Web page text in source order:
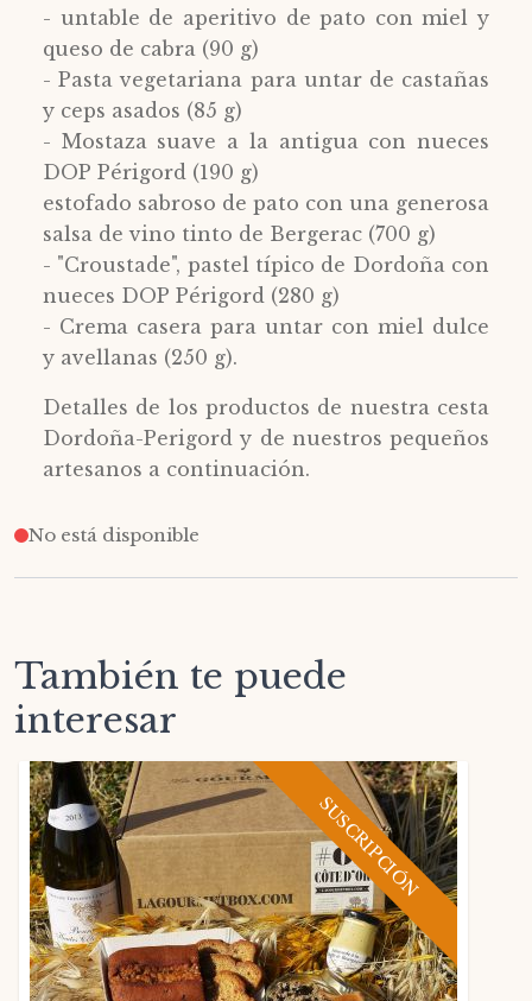
- untable de aperitivo de pato con miel y
queso de cabra (90 g)
- Pasta vegetariana para untar de castañas
y ceps asados (85 g)
- Mostaza suave a la antigua con nueces
DOP Périgord (190 g)
estofado sabroso de pato con una generosa
salsa de vino tinto de Bergerac (700 g)
- "Croustade", pastel típico de Dordoña con
nueces DOP Périgord (280 g)
- Crema casera para untar con miel dulce
y avellanas (250 g).
Detalles de los productos de nuestra cesta
Dordoña-Perigord y de nuestros pequeños
artesanos a continuación.
No está disponible
También te puede
interesar
SUSCRIPCIÓN